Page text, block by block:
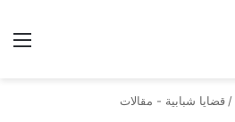
/ قضايا شبابية - مقالات